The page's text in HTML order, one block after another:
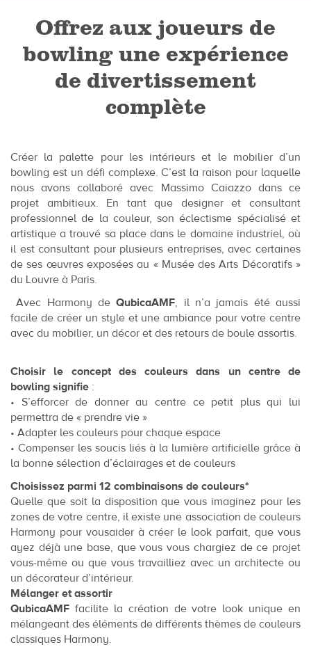
Offrez aux joueurs de
bowling une expérience
de divertissement
complète
Créer la palette pour les intérieurs et le mobilier d’un
bowling est un défi complexe. C’est la raison pour laquelle
nous avons collaboré avec Massimo Caiazzo dans ce
projet ambitieux. En tant que designer et consultant
professionnel de la couleur, son éclectisme spécialisé et
artistique a trouvé sa place dans le domaine industriel, où
il est consultant pour plusieurs entreprises, avec certaines
de ses œuvres exposées au « Musée des Arts Décoratifs »
du Louvre à Paris.
Avec Harmony deQubicaAMF, il n’a jamais été aussi
facile de créer un style et une ambiance pour votre centre
avec du mobilier, un décor et des retours de boule assortis.
Choisir le concept des couleurs dans un centre de
bowling signifie :
• S’efforcer de donner au centre ce petit plus qui lui
permettra de « prendre vie »
• Adapter les couleurs pour chaque espace
• Compenser les soucis liés à la lumière artificielle grâce à
la bonne sélection d’éclairages et de couleurs
Choisissez parmi 12 combinaisons de couleurs*
Quelle que soit la disposition que vous imaginez pour les
zones de votre centre, il existe une association de couleurs
Harmony pour vousaider à créer le look parfait, que vous
ayez déjà une base, que vous vous chargiez de ce projet
vous-même ou que vous travailliez avec un architecte ou
un décorateur d’intérieur.
Mélanger et assortir
QubicaAMF facilite la création de votre look unique en
mélangeant des éléments de différents thèmes de couleurs
classiques Harmony.